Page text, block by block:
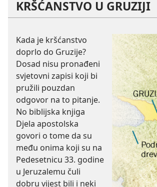
KRŠĆANSTVO U GRUZIJI
Kada je kršćanstvo
doprlo do Gruzije?
Dosad nisu pronađeni
svjetovni zapisi koji bi
pružili pouzdan
odgovor na to pitanje.
No biblijska knjiga
Djela apostolska
govori o tome da su
među onima koji su na
Pedesetnicu 33. godine
u Jeruzalemu čuli
dobru vijest bili i neki